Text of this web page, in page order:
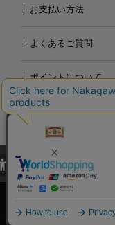
└ お支払い方法
└ よくあるご質問
└ ポイントについて
お問い合わせ
Copyright©2000-2026
Nakagawa Masashichi
当サイトでは、当サイ
び利便性向上のために
関しては「プライバシー
承諾する